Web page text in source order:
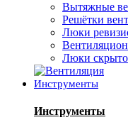
Вытяжные
Решётки
Люки
Люки
Инструменты
Инструменты